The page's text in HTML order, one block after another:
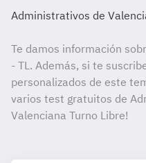
Administrativos de
Te damos información
- TL. Además, si te
personalizados de este
varios test gratuitos de
Valenciana Turno Libre!